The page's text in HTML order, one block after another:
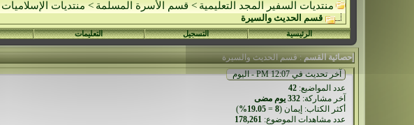
منتديات السفير المجد التعليمية>قسم الأسرة المسلمة>منتديات الإسلاميات
قسم الحديث والسيرة
الرئيسية التسجيل التعليمات
إحصائية القسم: قسم الحديث والسيرة
آخر تحديث في 12:07 PM - اليوم
عدد المواضيع: 42
آخر مشاركة: 332 يوم مضى
أكثر الكتاب: إيمان(
8
=
19.05%
)
عدد مشاهدات الموضوع: 178,261